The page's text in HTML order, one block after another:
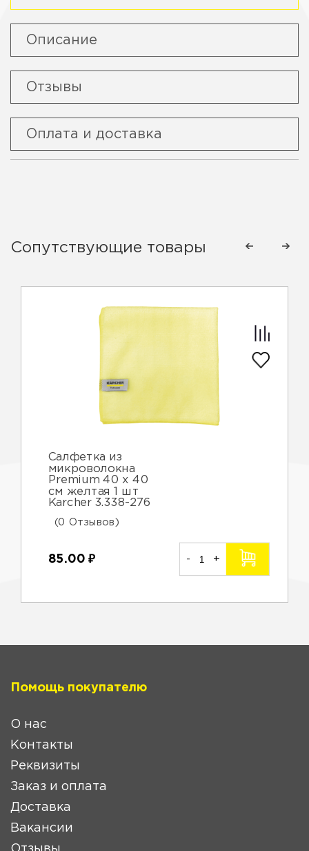
Описание
Отзывы
Оплата и доставка
Сопутствующие товары
Салфетка из
микроволокна
Premium 40 х 40
см желтая 1 шт
Karcher 3.338-276
(0 Отзывов)
85.00 ₽ - +
Помощь покупателю
О нас
Контакты
Реквизиты
Заказ и оплата
Доставка
Вакансии